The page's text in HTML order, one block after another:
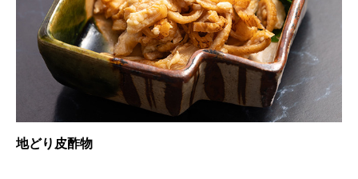
地どり皮酢物